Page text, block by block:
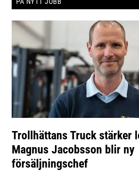
Trollhättans Truck stärker
Magnus Jacobsson blir ny
försäljningschef